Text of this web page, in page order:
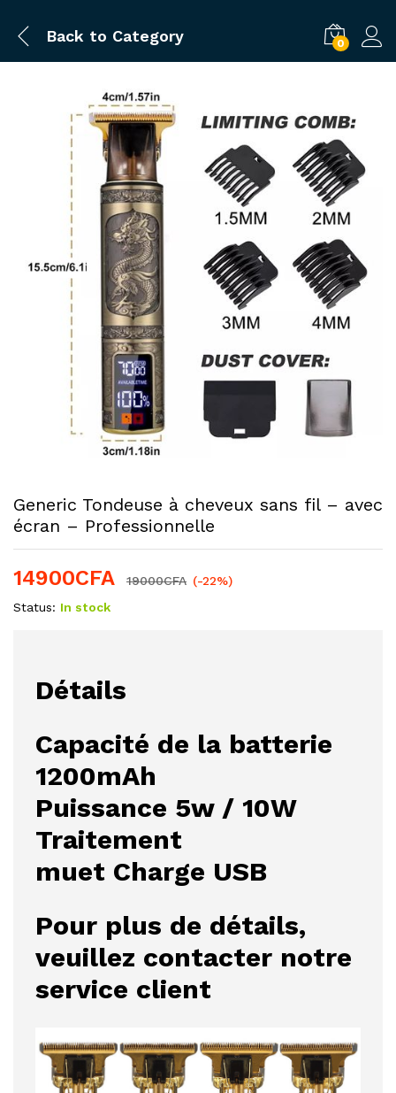
Back to Category 0
Generic Tondeuse à cheveux sans fil – avec
écran – Professionnelle
14900CFA 19000CFA (-22%)
Status: In stock
Détails
Capacité de la batterie
1200mAh
Puissance 5w / 10W
Traitement
muet Charge USB
Pour plus de détails,
veuillez contacter notre
service client